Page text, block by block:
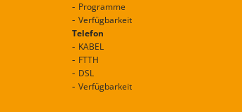
Programme
Verfügbarkeit
Telefon
KABEL
FTTH
DSL
Verfügbarkeit